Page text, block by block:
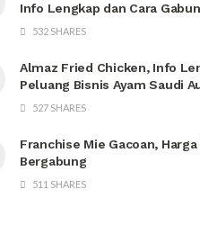
Info Lengkap dan Cara
532 SHARES
Almaz Fried Chicken, Info
Peluang Bisnis Ayam Saudi
527 SHARES
Franchise Mie Gacoan, Harga
Bergabung
511 SHARES